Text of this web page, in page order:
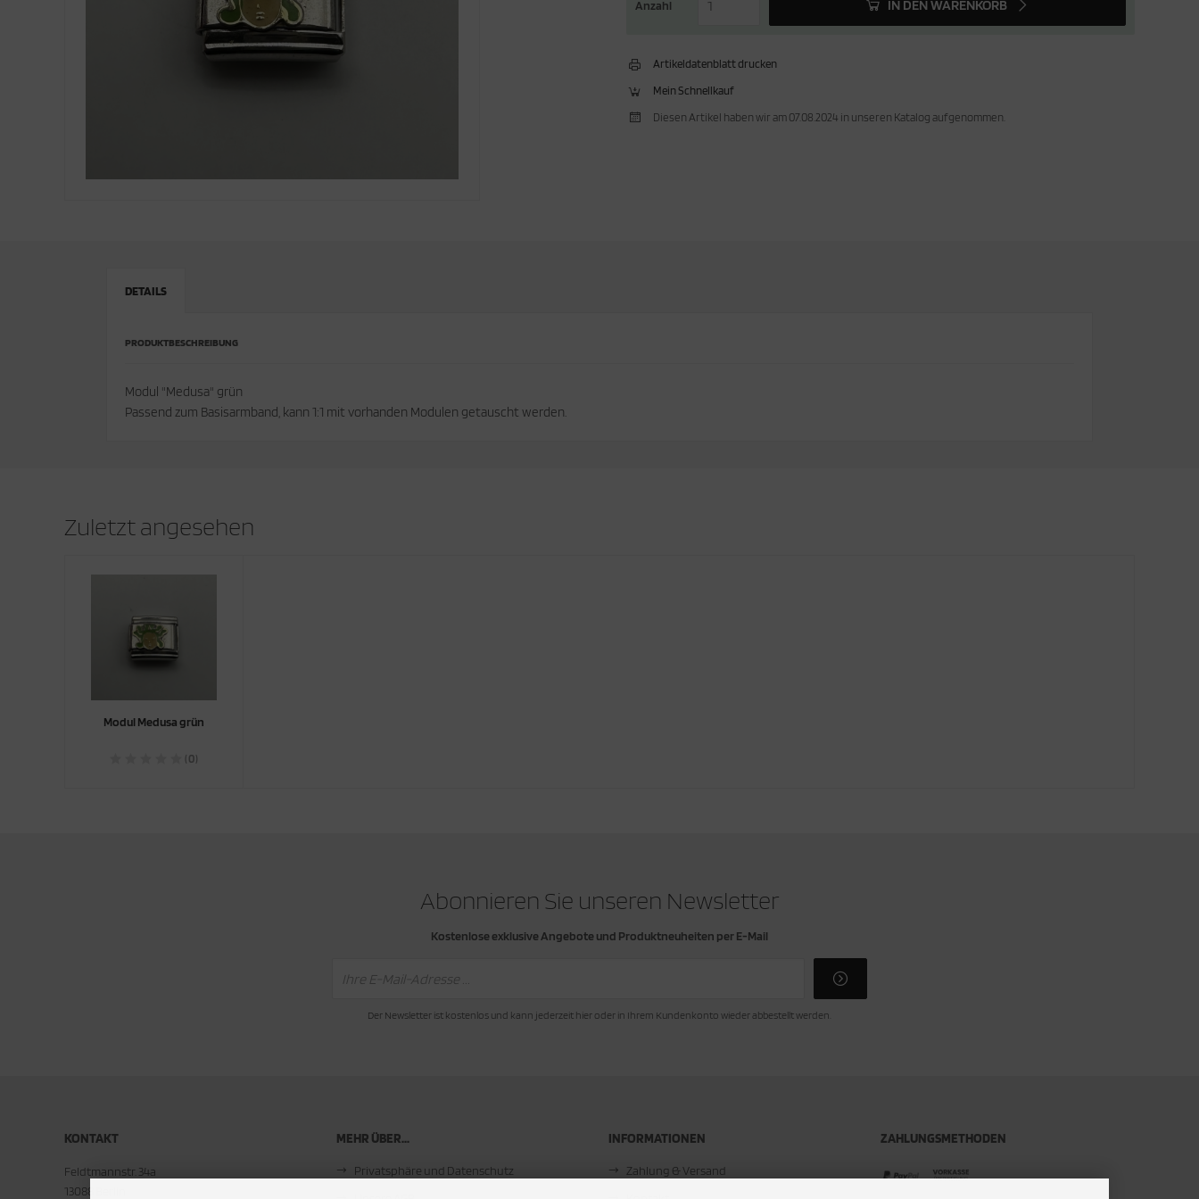
Anzahl IN DEN WARENKORB
Artikeldatenblatt drucken
Mein Schnellkauf
Diesen Artikel haben wir am 07.08.2024 in unseren Katalog aufgenommen.
DETAILS
PRODUKTBESCHREIBUNG
Modul "Medusa" grün
Passend zum Basisarmband, kann 1:1 mit vorhanden Modulen getauscht werden.
Zuletzt angesehen
Modul Medusa grün
(0)
Abonnieren Sie unseren Newsletter
Kostenlose exklusive Angebote und Produktneuheiten per E-Mail
Der Newsletter ist kostenlos und kann jederzeit hier oder in Ihrem Kundenkonto wieder abbestellt werden.
KONTAKT
Feldtmannstr. 34a
13088 Berlin
MEHR ÜBER...
Privatsphäre und Datenschutz
INFORMATIONEN
Zahlung & Versand
ZAHLUNGSMETHODEN